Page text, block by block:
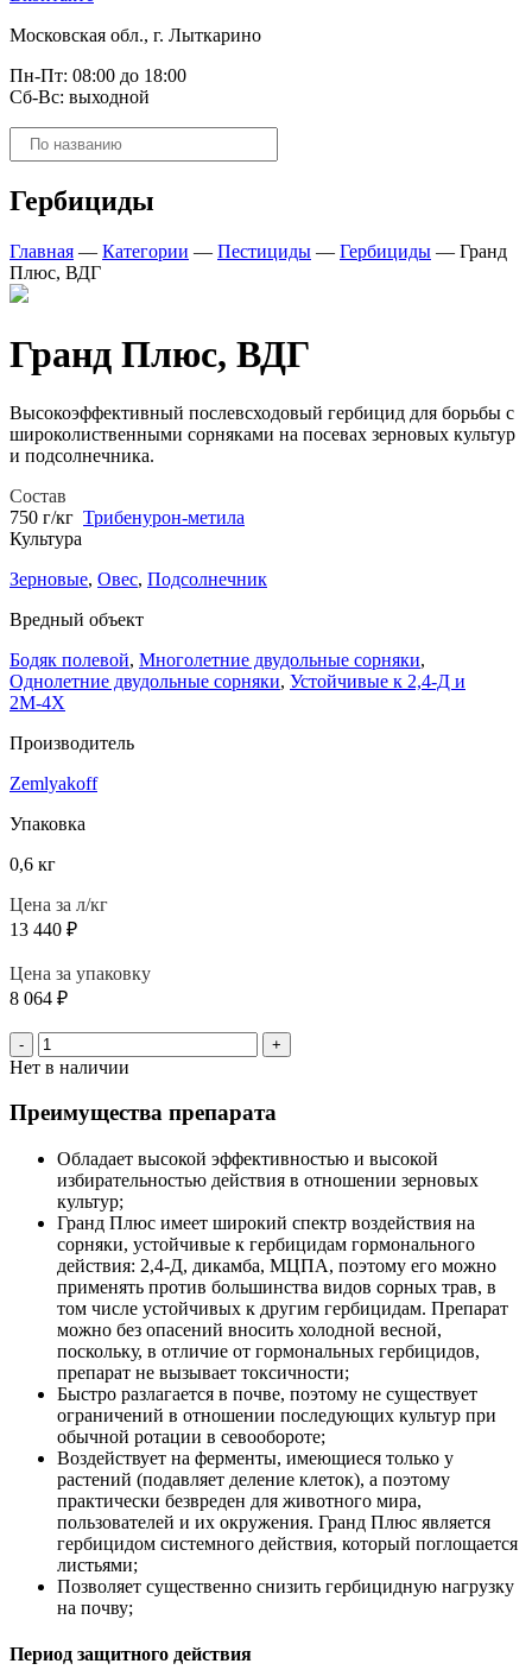
Московская обл., г. Лыткарино
Пн-Пт: 08:00 до 18:00
Сб-Вс: выходной
Поиск
товаров
Гербициды
Главная — Категории — Пестициды — Гербициды — Гранд
Плюс, ВДГ
Гранд Плюс, ВДГ
Высокоэффективный послевсходовый гербицид для борьбы с
широколиственными сорняками на посевах зерновых культур
и подсолнечника.
Состав
750 г/кг Трибенурон-метила
Культура
Зерновые, Овес, Подсолнечник
Вредный объект
Бодяк полевой, Многолетние двудольные сорняки,
Однолетние двудольные сорняки, Устойчивые к 2,4-Д и
2М-4Х
Производитель
Zemlyakoff
Упаковка
0,6 кг
Цена за л/кг
13 440 ₽
Цена за упаковку
8 064 ₽
- +
Нет в наличии
Преимущества препарата
Обладает высокой эффективностью и высокой
избирательностью действия в отношении зерновых
культур;
Гранд Плюс имеет широкий спектр воздействия на
сорняки, устойчивые к гербицидам гормонального
действия: 2,4-Д, дикамба, МЦПА, поэтому его можно
применять против большинства видов сорных трав, в
том числе устойчивых к другим гербицидам. Препарат
можно без опасений вносить холодной весной,
поскольку, в отличие от гормональных гербицидов,
препарат не вызывает токсичности;
Быстро разлагается в почве, поэтому не существует
ограничений в отношении последующих культур при
обычной ротации в севообороте;
Воздействует на ферменты, имеющиеся только у
растений (подавляет деление клеток), а поэтому
практически безвреден для животного мира,
пользователей и их окружения. Гранд Плюс является
гербицидом системного действия, который поглощается
листьями;
Позволяет существенно снизить гербицидную нагрузку
на почву;
Период защитного действия